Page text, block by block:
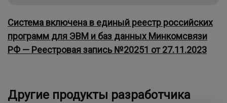
Система включена в единый реестр российских
программ для ЭВМ и баз данных Минкомсвязи
РФ — Реестровая запись №20251 от 27.11.2023
Другие продукты разработчика